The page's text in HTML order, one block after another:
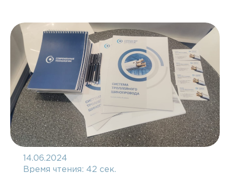
14.06.2024
Время чтения: 42 сек.